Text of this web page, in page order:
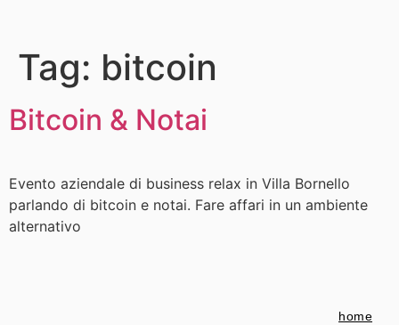
Tag: bitcoin
Bitcoin & Notai
Evento aziendale di business relax in Villa Bornello
parlando di bitcoin e notai. Fare affari in un ambiente
alternativo
home